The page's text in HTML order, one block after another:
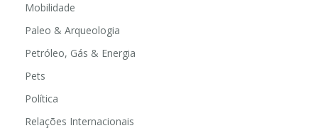
Mobilidade
Paleo & Arqueologia
Petróleo, Gás & Energia
Pets
Política
Relações Internacionais